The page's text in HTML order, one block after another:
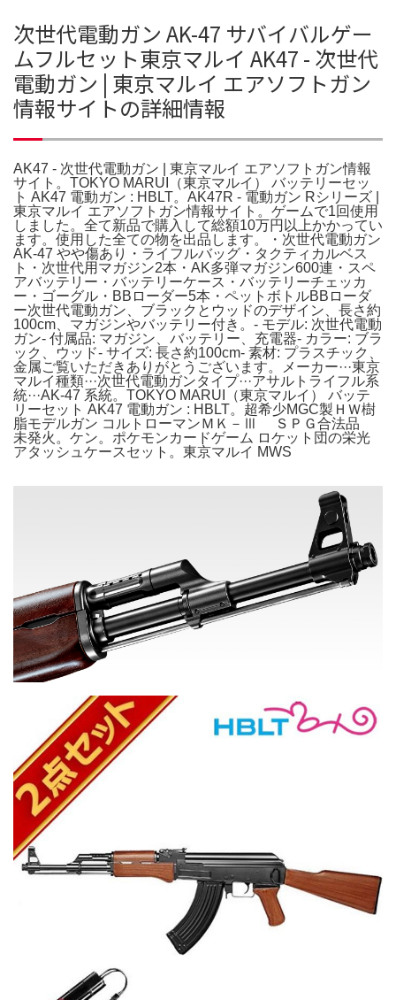
次世代電動ガン AK-47 サバイバルゲー
ムフルセット東京マルイ AK47 - 次世代
電動ガン | 東京マルイ エアソフトガン
情報サイトの詳細情報
AK47 - 次世代電動ガン | 東京マルイ エアソフトガン情報
サイト。TOKYO MARUI（東京マルイ） バッテリーセッ
ト AK47 電動ガン : HBLT。AK47R - 電動ガン Rシリーズ |
東京マルイ エアソフトガン情報サイト。ゲームで1回使用
しました。全て新品で購入して総額10万円以上かかってい
ます。使用した全ての物を出品します。・次世代電動ガン
AK-47 やや傷あり・ライフルバッグ・タクティカルベス
ト・次世代用マガジン2本・AK多弾マガジン600連・スペ
アバッテリー・バッテリーケース・バッテリーチェッカ
ー・ゴーグル・BBローダー5本・ペットボトルBBローダ
ー次世代電動ガン、ブラックとウッドのデザイン、長さ約
100cm、マガジンやバッテリー付き。- モデル: 次世代電動
ガン- 付属品: マガジン、バッテリー、充電器- カラー: ブラ
ック、ウッド- サイズ: 長さ約100cm- 素材: プラスチック、
金属ご覧いただきありがとうございます。メーカー···東京
マルイ種類···次世代電動ガンタイプ···アサルトライフル系
統···AK-47 系統。TOKYO MARUI（東京マルイ） バッテ
リーセット AK47 電動ガン : HBLT。超希少MGC製ＨＷ樹
脂モデルガン コルトローマンＭＫ－Ⅲ ＳＰＧ合法品
未発火。ケン。ポケモンカードゲーム ロケット団の栄光
アタッシュケースセット。東京マルイ MWS